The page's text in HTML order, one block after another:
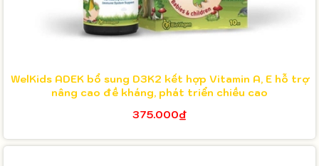
WelKids ADEK bổ sung D3K2 kết hợp Vitamin A, E hỗ trợ
nâng cao đề kháng, phát triển chiều cao
375.000₫